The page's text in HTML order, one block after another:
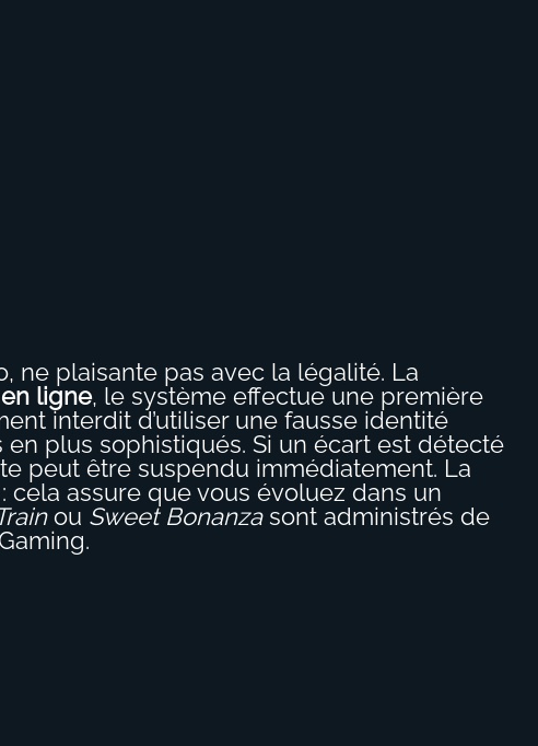
ne plaisante pas avec la légalité. La
ligne, le système effectue une première
interdit d’utiliser une fausse identité
plus sophistiqués. Si un écart est détecté
peut être suspendu immédiatement. La
cela assure que vous évoluez dans un
ou Sweet Bonanzasont administrés de